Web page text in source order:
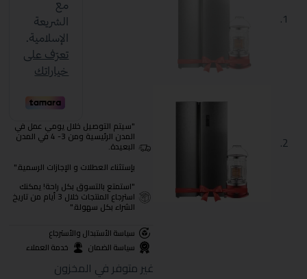
"سيتم التوصيل خلال يومي عمل في
المدن الرئيسية ومن 3- 4 في المدن
البعيدة.
بإستثناء العطلات و الإجازات الرسمية."
"استمتع بالتسوق بكل راحة! يمكنك
استرجاع المنتجات خلال 3 أيام من تاريخ
الشراء بكل سهولة."
سياسة الأستبدال والأسترجاع
سياسة الضمان
خدمة العملاء
غير متوفر في المخزون